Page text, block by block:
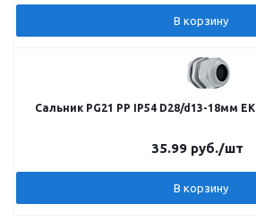
В корзину
Сальник PG21 PP IP54 D28/d13-18мм
35.99 руб./шт
В корзину